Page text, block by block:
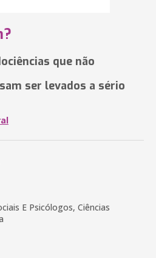
que não
ser levados a sério
E Psicólogos, Ciências